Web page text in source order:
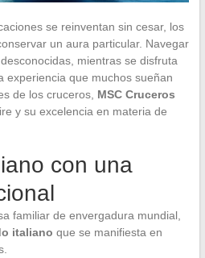
se reinventan sin cesar, los
un aura particular. Navegar
mientras se disfruta
experiencia que muchos sueñan
de los cruceros, MSC Cruceros
y su excelencia en materia de
con una
familiar de envergadura mundial,
italiano que se manifiesta en